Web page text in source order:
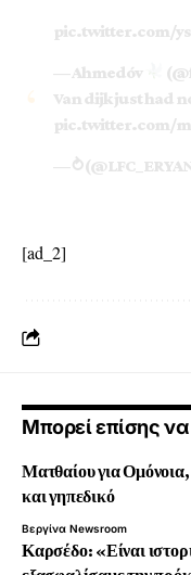
pic.twitter.com/
— Ahmedóv
Van dijk just had
pic.twitter.com/
— ⥁
[ad_2]
Μπορεί επίσης
Ματθαίου για
και γηπεδικό
Βεργίνα Newsroom
Καρσέδο: «Είναι